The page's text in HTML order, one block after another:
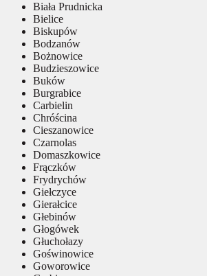
Biała Prudnicka
Bielice
Biskupów
Bodzanów
Bożnowice
Budzieszowice
Buków
Burgrabice
Carbielin
Chróścina
Cieszanowice
Czarnolas
Domaszkowice
Frączków
Frydrychów
Giełczyce
Gierałcice
Głebinów
Głogówek
Głuchołazy
Goświnowice
Goworowice